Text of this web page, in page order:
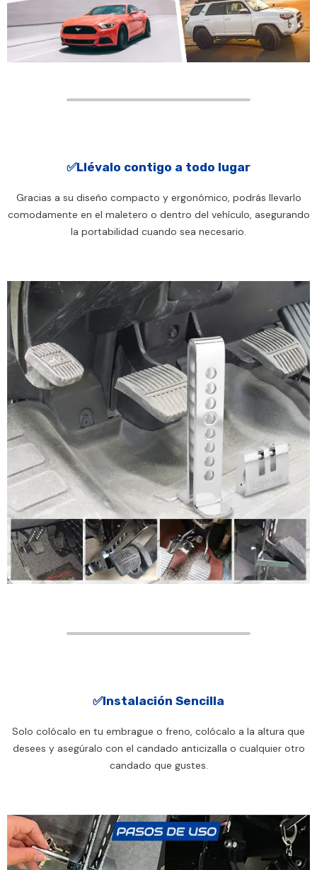
✅Llévalo contigo a todo lugar
Gracias a su diseño compacto y ergonómico, podrás llevarlo
comodamente en el maletero o dentro del vehículo, asegurando
la portabilidad cuando sea necesario.
✅Instalación Sencilla
Solo colócalo en tu embrague o freno, colócalo a la altura que
desees y asegúralo con el candado anticizalla o cualquier otro
candado que gustes.